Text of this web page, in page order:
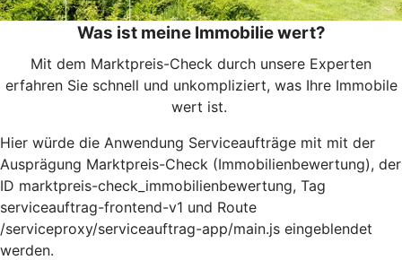
Was ist meine Immobilie wert?
Mit dem Marktpreis-Check durch unsere Experten
erfahren Sie schnell und unkompliziert, was Ihre Immobile
wert ist.
Hier würde die Anwendung Serviceaufträge mit mit der
Ausprägung Marktpreis-Check (Immobilienbewertung), der
ID marktpreis-check_immobilienbewertung, Tag
serviceauftrag-frontend-v1 und Route
/serviceproxy/serviceauftrag-app/main.js eingeblendet
werden.